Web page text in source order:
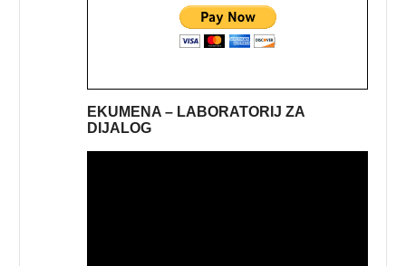
EKUMENA – LABORATORIJ ZA
DIJALOG